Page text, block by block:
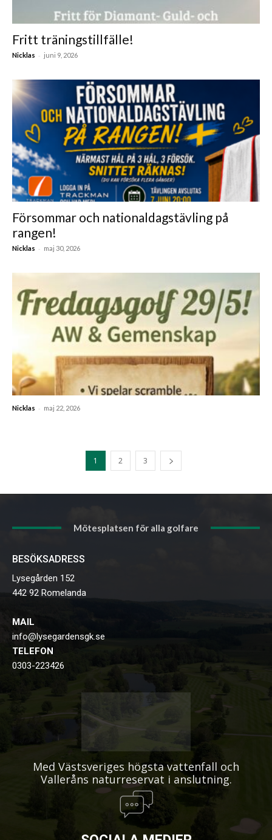
Fritt träningstillfälle!
Nicklas - juni 9, 2026
Försommar och nationaldagstävling på
rangen!
Nicklas - maj 30, 2026
Nicklas - maj 22, 2026
1 2 3
Mötesplatsen för alla golfare
BESÖKSADRESS
Lysegården 152
442 92 Romelanda
MAIL
info@lysegardensgk.se
TELEFON
0303-223426
Med Västsveriges högsta vattenfall och
Valleråns naturreservat i anslutning.